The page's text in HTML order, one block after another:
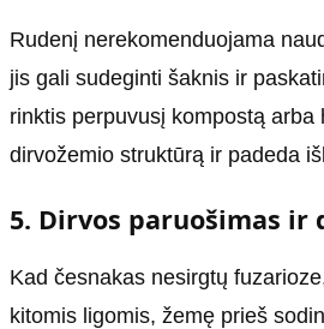
Rudenį nerekomenduojama
jis gali sudeginti šaknis ir
rinktis perpuvusį kompostą arba
dirvožemio struktūrą ir padeda
5. Dirvos paruošimas ir
Kad česnakas nesirgtų
kitomis ligomis, žemę prieš